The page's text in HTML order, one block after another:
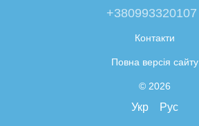
+380993320107
Контакти
Повна версія сайту
© 2026
Укр Рус